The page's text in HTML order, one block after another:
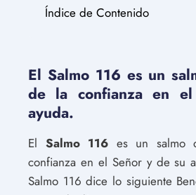
Índice de Contenido
El Salmo 116 es un
de la confianza en
ayuda.
El Salmo 116 es un salmo
confianza en el Señor y de su
Salmo 116 dice lo siguiente